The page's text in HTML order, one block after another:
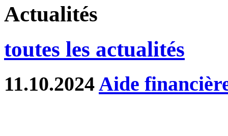
Actualités
toutes les actualités
11.10.2024Aide